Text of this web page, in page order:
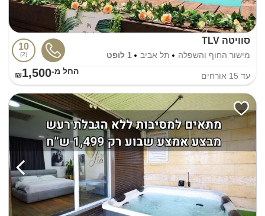
סוויטה TLV
מישור החוף והשפלה תל אביב 1 לופט
10
2
עד 15 אורחים החל מ-₪1,500